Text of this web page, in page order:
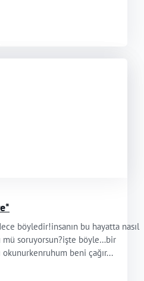
böyledir!insanın bu hayatta nasıl
mü soruyorsun?işte böyle…bir
okunurkenruhum beni çağır...